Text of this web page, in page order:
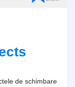
de schimbare